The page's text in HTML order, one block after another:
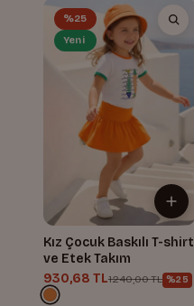
%25
Yeni
Kız Çocuk Baskılı T-shirt
ve Etek Takım
930,68 TL1.240,00 TL %25